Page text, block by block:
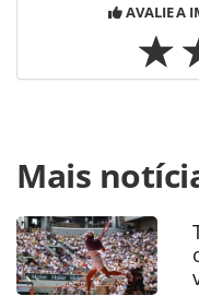
AVALIE A
https://
tem-novo-ancillary-de-
página. Todo o
Editora é protegido
autoral. Não
Mais